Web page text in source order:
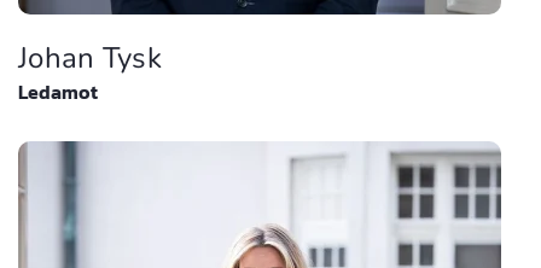
Johan Tysk
Ledamot